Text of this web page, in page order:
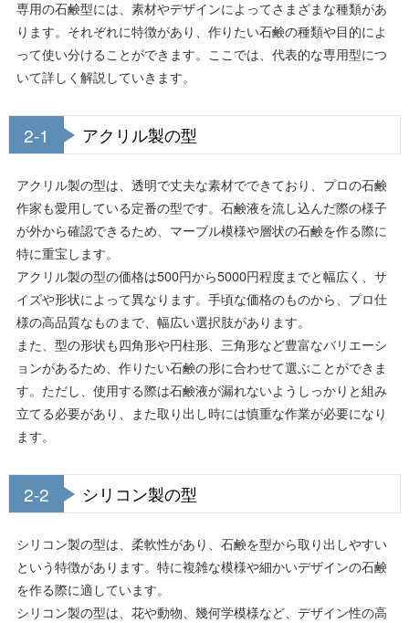
専用の石鹸型には、素材やデザインによってさまざまな種類があ
ります。それぞれに特徴があり、作りたい石鹸の種類や目的によ
って使い分けることができます。ここでは、代表的な専用型につ
いて詳しく解説していきます。
2-1 アクリル製の型
アクリル製の型は、透明で丈夫な素材でできており、プロの石鹸
作家も愛用している定番の型です。石鹸液を流し込んだ際の様子
が外から確認できるため、マーブル模様や層状の石鹸を作る際に
特に重宝します。
アクリル製の型の価格は500円から5000円程度までと幅広く、サ
イズや形状によって異なります。手頃な価格のものから、プロ仕
様の高品質なものまで、幅広い選択肢があります。
また、型の形状も四角形や円柱形、三角形など豊富なバリエーシ
ョンがあるため、作りたい石鹸の形に合わせて選ぶことができま
す。ただし、使用する際は石鹸液が漏れないようしっかりと組み
立てる必要があり、また取り出し時には慎重な作業が必要になり
ます。
2-2 シリコン製の型
シリコン製の型は、柔軟性があり、石鹸を型から取り出しやすい
という特徴があります。特に複雑な模様や細かいデザインの石鹸
を作る際に適しています。
シリコン製の型は、花や動物、幾何学模様など、デザイン性の高